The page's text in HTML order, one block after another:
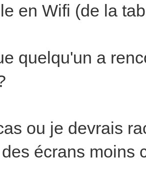
en Wifi (de la
quelqu'un a
ou je devrais
écrans moins